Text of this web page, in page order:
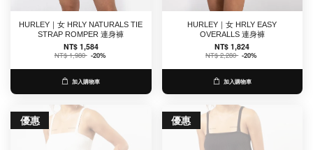
HURLEY｜女 HRLY NATURALS TIE
STRAP ROMPER 連身褲
NT$ 1,584
NT$ 1,980 -20%
加入購物車
HURLEY｜女 HRLY EASY
OVERALLS 連身褲
NT$ 1,824
NT$ 2,280 -20%
加入購物車
優惠 優惠